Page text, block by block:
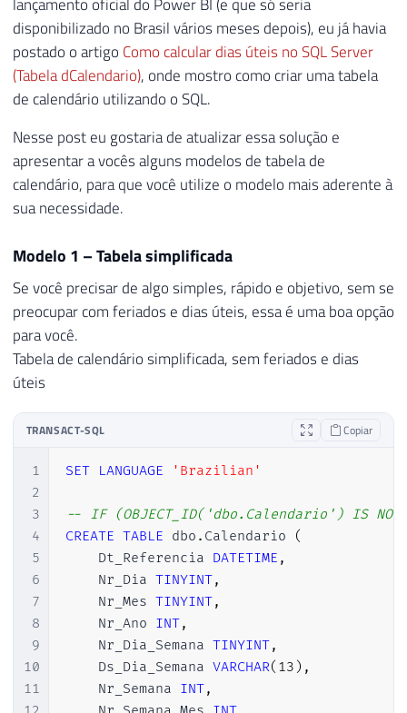
disponibilizado no Brasil vários meses depois), eu já havia
postado o artigo Como calcular dias úteis no SQL Server
(Tabela dCalendario), onde mostro como criar uma tabela
de calendário utilizando o SQL.
Nesse post eu gostaria de atualizar essa solução e
apresentar a vocês alguns modelos de tabela de
calendário, para que você utilize o modelo mais aderente à
sua necessidade.
Modelo 1 – Tabela simplificada
Se você precisar de algo simples, rápido e objetivo, sem se
preocupar com feriados e dias úteis, essa é uma boa opção
para você.
Tabela de calendário simplificada, sem feriados e dias
úteis
TRANSACT-SQL Copiar
1
2
3
4
5
6
7
8
9
10
11
SET LANGUAGE 'Brazilian'
-- IF (OBJECT_ID('dbo.Calendario') IS NOT
CREATE TABLE dbo . Calendario
(
    Dt_Referencia
DATETIME ,
    Nr_Dia
TINYINT,
    Nr_Mes
TINYINT,
    Nr_Ano
INT,
    Nr_Dia_Semana
TINYINT,
    Ds_Dia_Semana
VARCHAR( 13 ) ,
    Nr_Semana
INT,